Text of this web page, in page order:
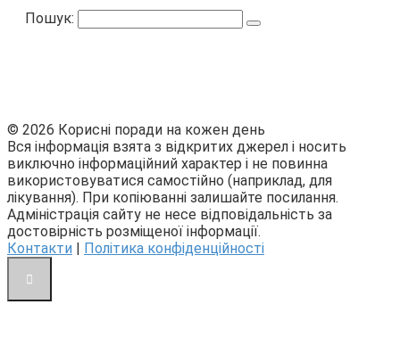
Пошук:
© 2026 Корисні поради на кожен день
Вся інформація взята з відкритих джерел і носить
виключно інформаційний характер і не повинна
використовуватися самостійно (наприклад, для
лікування). При копіюванні залишайте посилання.
Адміністрація сайту не несе відповідальність за
достовірність розміщеної інформації.
Контакти | Політика конфіденційності